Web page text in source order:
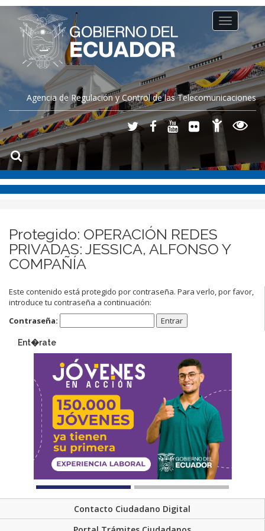
Agencia de Regulación y Control de las Telecomunicaciones
Toggle
navigation
Protegido: OPERACIÓN REDES
PRIVADAS: JESSICA, ALFONSO Y
COMPAÑÍA
Este contenido está protegido por contraseña. Para verlo, por favor,
introduce tu contraseña a continuación:
Contraseña:
Ent�rate
Contacto Ciudadano Digital